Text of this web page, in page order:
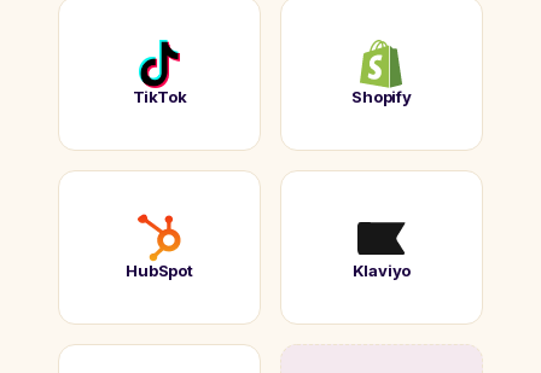
TikTok Shopify
HubSpot Klaviyo